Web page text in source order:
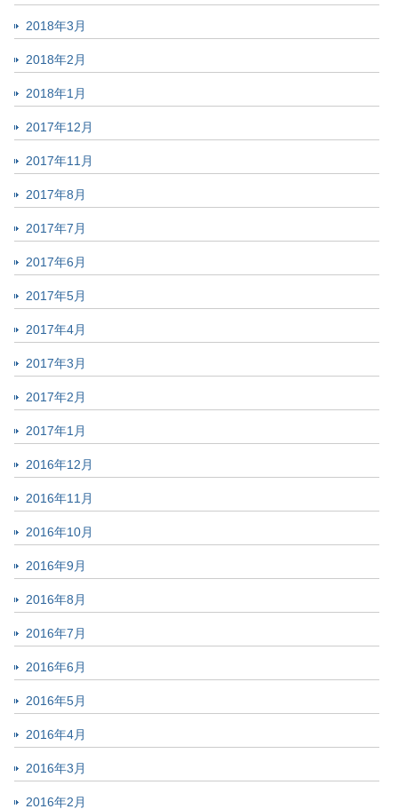
2018年3月
2018年2月
2018年1月
2017年12月
2017年11月
2017年8月
2017年7月
2017年6月
2017年5月
2017年4月
2017年3月
2017年2月
2017年1月
2016年12月
2016年11月
2016年10月
2016年9月
2016年8月
2016年7月
2016年6月
2016年5月
2016年4月
2016年3月
2016年2月